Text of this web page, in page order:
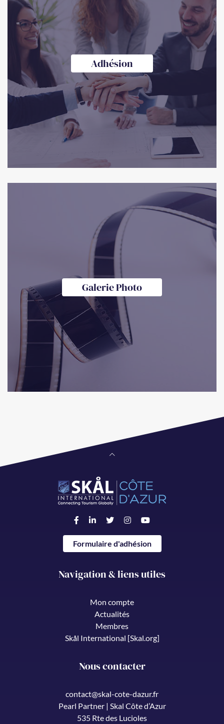
Adhésion
Galerie Photo
Formulaire d'adhésion
Navigation & liens utiles
Mon compte
Actualités
Membres
Skål International [Skal.org]
Nous contacter
contact@skal-cote-dazur.fr
Pearl Partner | Skal Côte d’Azur
535 Rte des Lucioles